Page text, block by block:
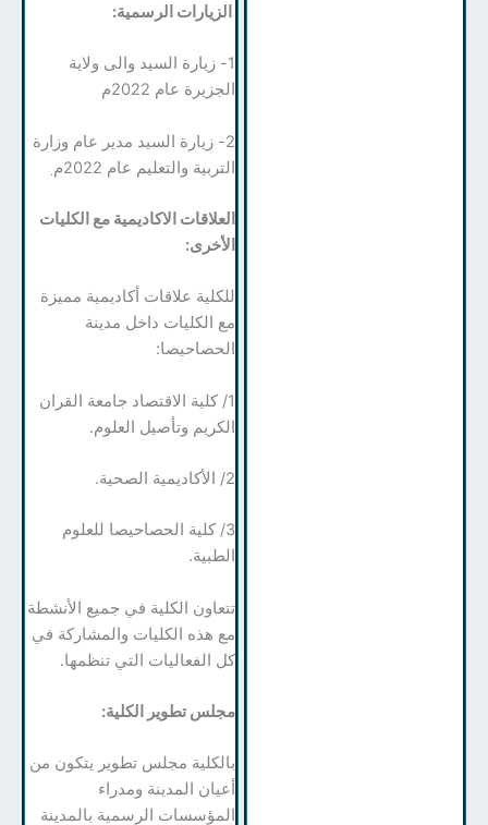
الزيارات الرسمية:
1- زيارة السيد والى ولاية
الجزيرة عام 2022م
2- زيارة السيد مدير عام وزارة
التربية والتعليم عام 2022م
.
العلاقات الاكاديمية مع الكليات
الأخرى:
للكلية علاقات أكاديمية مميزة
مع الكليات داخل مدينة
الحصاحيصا:
1/ كلية الاقتصاد جامعة القران
الكريم وتأصيل العلوم.
3/ كلية الحصاحيصا للعلوم
الطبية.
تتعاون الكلية في جميع الأنشطة
مع هذه الكليات والمشاركة في
كل الفعاليات التي تنظمها.
مجلس تطوير الكلية:
بالكلية مجلس تطوير يتكون من
أعيان المدينة ومدراء
المؤسسات الرسمية بالمدينة